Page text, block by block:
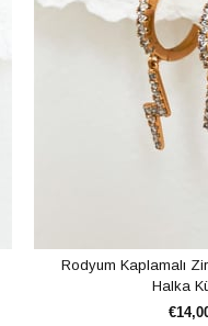
Rodyum Kaplamalı
Halka